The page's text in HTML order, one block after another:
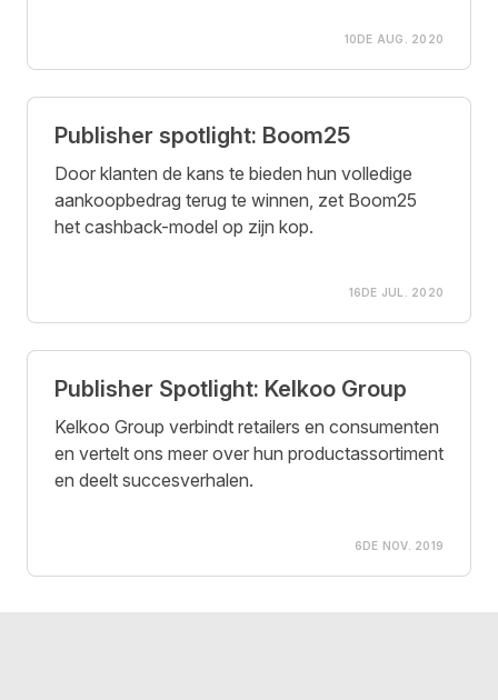
10DE AUG. 2020
Publisher spotlight: Boom25
Door klanten de kans te bieden hun volledige
aankoopbedrag terug te winnen, zet Boom25
het cashback-model op zijn kop.
16DE JUL. 2020
Publisher Spotlight: Kelkoo Group
Kelkoo Group verbindt retailers en consumenten
en vertelt ons meer over hun productassortiment
en deelt succesverhalen.
6DE NOV. 2019